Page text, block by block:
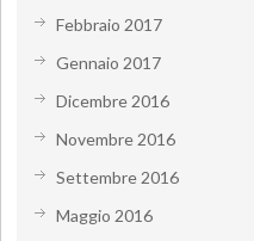
Febbraio 2017
Gennaio 2017
Dicembre 2016
Novembre 2016
Settembre 2016
Maggio 2016